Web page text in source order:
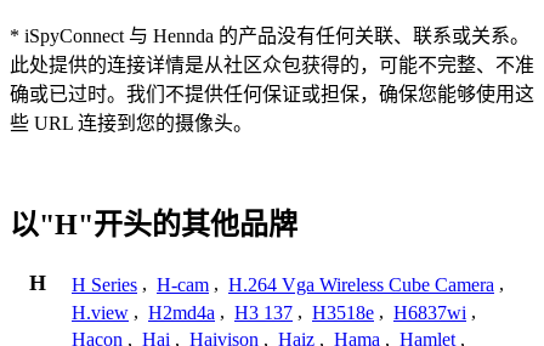
* iSpyConnect 与 Hennda 的产品没有任何关联、联系或关系。
此处提供的连接详情是从社区众包获得的，可能不完整、不准
确或已过时。我们不提供任何保证或担保，确保您能够使用这
些 URL 连接到您的摄像头。
以"H"开头的其他品牌
H H Series , H-cam , H.264 Vga Wireless Cube Camera ,
H.view , H2md4a , H3 137 , H3518e , H6837wi ,
Hacon , Hai , Haivison , Haiz , Hama , Hamlet ,